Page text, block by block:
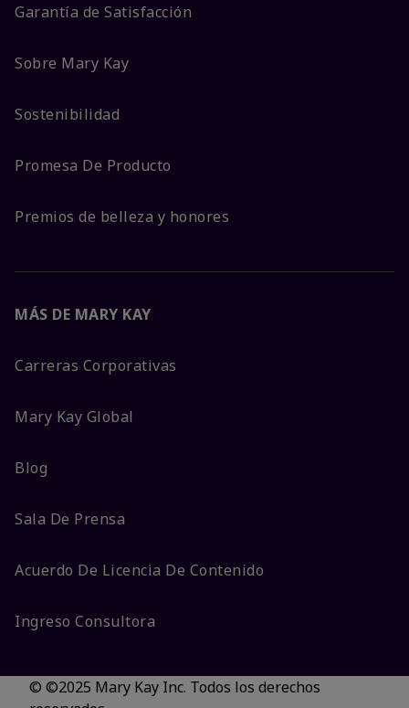
Garantía de Satisfacción
Sobre Mary Kay
Sostenibilidad
Promesa De Producto
Premios de belleza y honores
MÁS DE MARY KAY
Carreras Corporativas
Mary Kay Global
Blog
Sala De Prensa
Acuerdo De Licencia De Contenido
Ingreso Consultora
© ©2025 Mary Kay Inc. Todos los derechos